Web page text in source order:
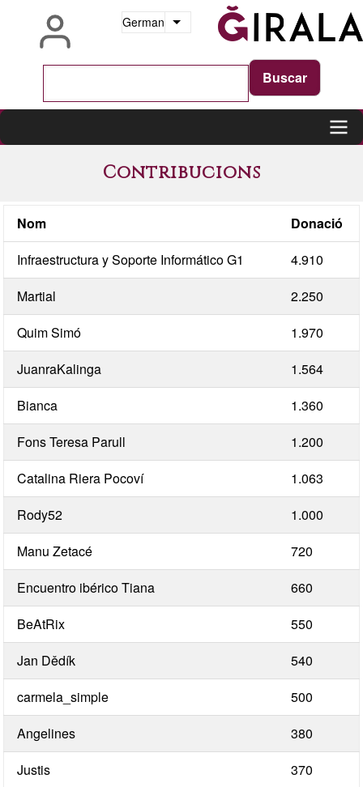
German Weitere Aktionen auflisten
navigation
Contribucions
Nom
Donació
Infraestructura y Soporte Informático G1
4.910
Martial
2.250
Quim Simó
1.970
JuanraKalinga
1.564
Bianca
1.360
Fons Teresa Parull
1.200
Catalina Riera Pocoví
1.063
Rody52
1.000
Manu Zetacé
720
Encuentro ibérico Tiana
660
BeAtRix
550
Jan Dědík
540
carmela_simple
500
Angelines
380
Justis
370